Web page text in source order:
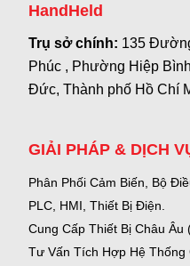
HandHeld
Trụ sở chính: 135
Phúc , Phường Hiệp
Đức, Thành phố Hồ Chí
GIẢI PHÁP & DỊCH
Phân Phối Cảm Biến, Bộ
PLC, HMI, Thiết Bị Điện.
Cung Cấp Thiết Bị Châu Âu
Tư Vấn Tích Hợp Hệ